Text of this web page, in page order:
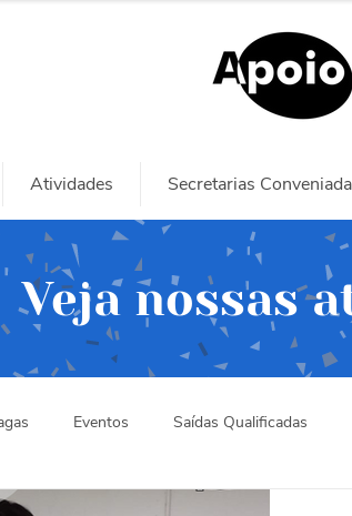
Atividades Secretarias
Veja nossas
Eventos Saídas Qualificadas